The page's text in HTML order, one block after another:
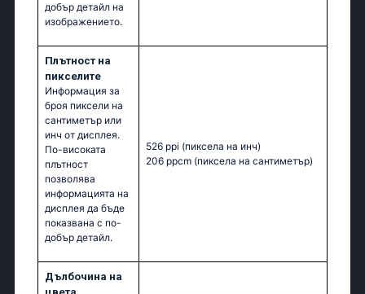
добър детайл на
изображението.
Плътност на
пикселите
Информация за
броя пиксели на
сантиметър или
инч от дисплея.
По-високата
плътност
позволява
информацията на
дисплея да бъде
показвана с по-
добър детайл.
526 ppi (пиксела на инч)
206 ppcm (пиксела на сантиметър)
Дълбочина на